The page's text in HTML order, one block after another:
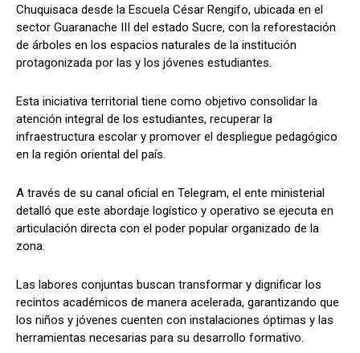
Chuquisaca desde la Escuela César Rengifo, ubicada en el
sector Guaranache III del estado Sucre, con la reforestación
de árboles en los espacios naturales de la institución
protagonizada por las y los jóvenes estudiantes.
Esta iniciativa territorial tiene como objetivo consolidar la
atención integral de los estudiantes, recuperar la
infraestructura escolar y promover el despliegue pedagógico
en la región oriental del país.
A través de su canal oficial en Telegram, el ente ministerial
detalló que este abordaje logístico y operativo se ejecuta en
articulación directa con el poder popular organizado de la
zona.
Las labores conjuntas buscan transformar y dignificar los
recintos académicos de manera acelerada, garantizando que
los niños y jóvenes cuenten con instalaciones óptimas y las
herramientas necesarias para su desarrollo formativo.